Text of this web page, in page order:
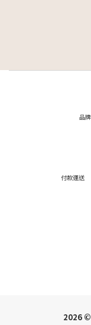
品
付款運送
2026